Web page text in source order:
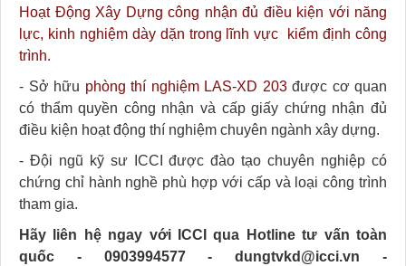
Hoạt Động Xây Dựng công nhận đủ điều kiện với năng
lực, kinh nghiệm dày dặn trong lĩnh vực kiểm định công
trình.
- Sở hữu phòng thí nghiệm LAS-XD 203được cơ quan
có thẩm quyền công nhận và cấp giấy chứng nhận đủ
điều kiện hoạt động thí nghiệm chuyên ngành xây dựng.
- Đội ngũ kỹ sư ICCI được đào tạo chuyên nghiệp có
chứng chỉ hành nghề phù hợp với cấp và loại công trình
tham gia.
Hãy liên hệ ngay với ICCI qua Hotline tư vấn toàn
quốc - 0903994577 - dungtvkd@icci.vn -